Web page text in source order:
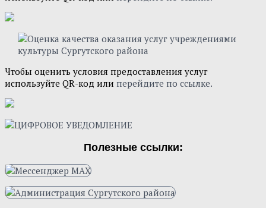
Чтобы оценить условия предоставления услуг
используйте QR-код или перейдите по ссылке.
Полезные ссылки: